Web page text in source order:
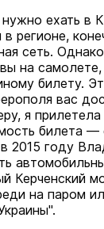
ехать в
регионе,
сеть.
на
билету.
вас
я
билета —
2015 году
Керченский
на паром